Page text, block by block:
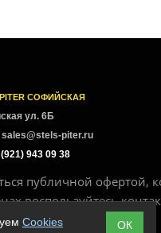
PITER СОФИЙСКАЯ
ул. 6Б
piter.ru
943 09 38
публичной офертой,
воспользуйтесь
Cookies ОК